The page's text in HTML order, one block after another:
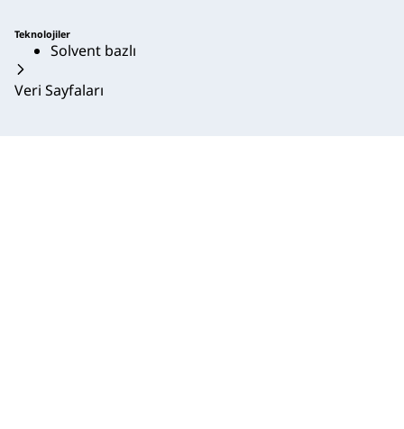
Teknolojiler
Solvent bazlı
Veri Sayfaları